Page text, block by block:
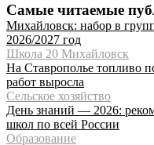
Самые читаемые
Михайловск: набор в
2026/2027 год
Школа 20 Михайловск
На Ставрополье топливо
работ выросла
Сельское хозяйство
День знаний — 2026:
школ по всей России
Образование